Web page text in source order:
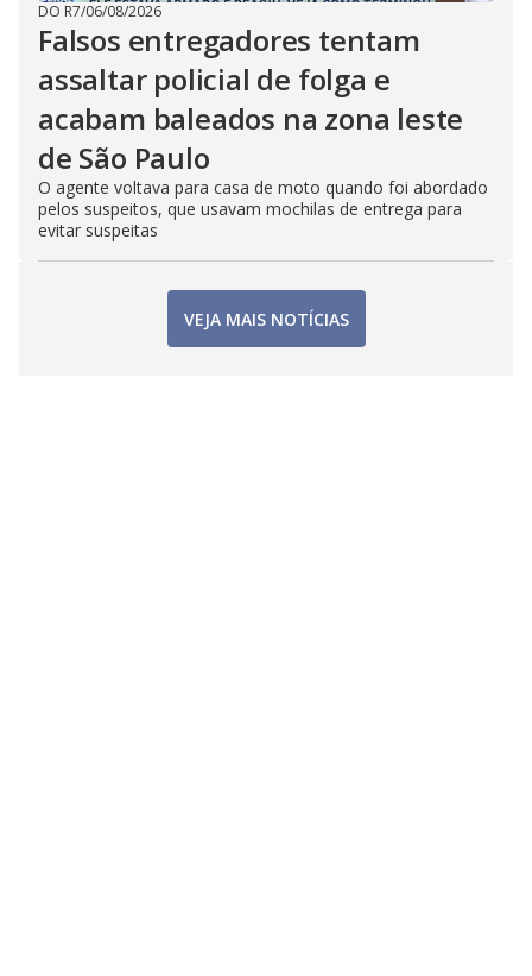
DO R7/06/08/2026
Falsos entregadores tentam
assaltar policial de folga e
acabam baleados na zona leste
de São Paulo
O agente voltava para casa de moto quando foi abordado
pelos suspeitos, que usavam mochilas de entrega para
evitar suspeitas
VEJA MAIS NOTÍCIAS